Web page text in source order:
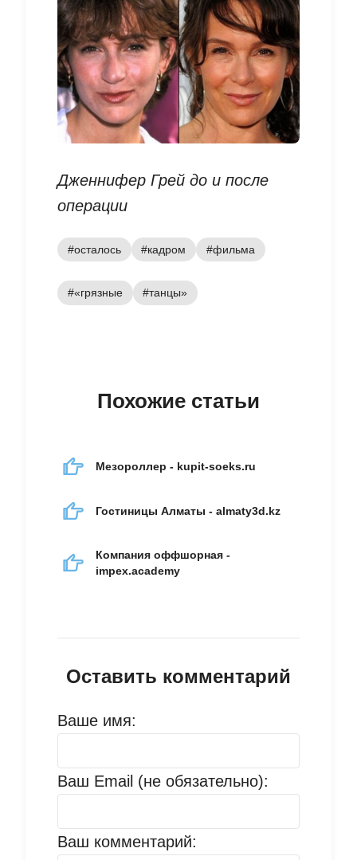
Дженнифер Грей до и после
операции
#осталось #кадром #фильма
#«грязные #танцы»
Похожие статьи
Мезороллер - kupit-soeks.ru
Гостиницы Алматы - almaty3d.kz
Компания оффшорная -
impex.academy
Оставить комментарий
Ваше имя:
Ваш Email (не обязательно):
Ваш комментарий: